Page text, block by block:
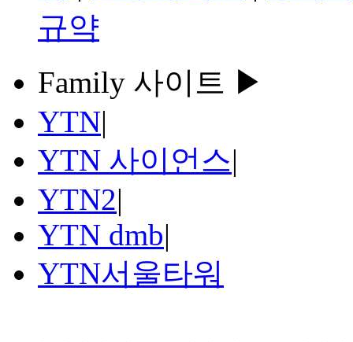
규약
Family 사이트 ▶
YTN|
YTN 사이언스|
YTN2|
YTN dmb|
YTN서울타워